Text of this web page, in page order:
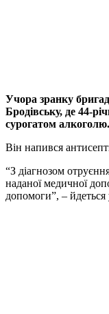
Учора зранку
Бродівську, де 44-
сурогатом алкоголю.
Він напився
“З діагнозом
наданої медичної
допомоги”, – йдеться